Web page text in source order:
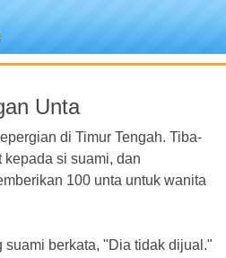
Unta
di Timur Tengah. Tiba-
si suami, dan
100 unta untuk wanita
suami berkata, "Dia tidak dijual."